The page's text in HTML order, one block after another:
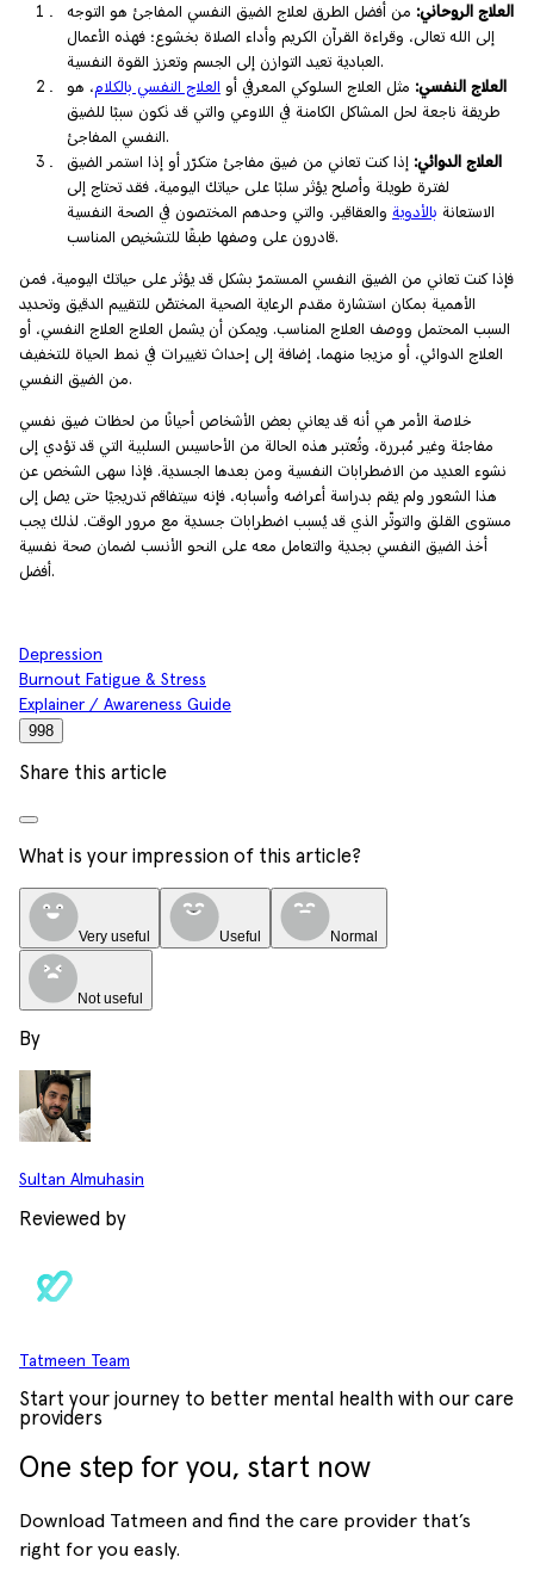
العلاج الروحاني: من أفضل الطرق لعلاج الضيق النفسي المفاجئ هو التوجه
إلى الله تعالى، وقراءة القرآن الكريم وأداء الصلاة بخشوع؛ فهذه الأعمال
العبادية تعيد التوازن إلى الجسم وتعزز القوة النفسية.
العلاج النفسي: مثل العلاج السلوكي المعرفي أو العلاج النفسي بالكلام، هو
طريقة ناجعة لحل المشاكل الكامنة في اللاوعي والتي قد تكون سببًا للضيق
النفسي المفاجئ.
العلاج الدوائي: إذا كنت تعاني من ضيق مفاجئ متكرّر أو إذا استمر الضيق
لفترة طويلة وأصلح يؤثر سلبًا على حياتك اليومية، فقد تحتاج إلى
الاستعانة بالأدوية والعقاقير، والتي وحدهم المختصون في الصحة النفسية
قادرون على وصفها طبقًا للتشخيص المناسب.
فإذا كنت تعاني من الضيق النفسي المستمرّ بشكل قد يؤثر على حياتك اليومية، فمن
الأهمية بمكان استشارة مقدم الرعاية الصحية المختصّ للتقييم الدقيق وتحديد
السبب المحتمل ووصف العلاج المناسب. ويمكن أن يشمل العلاج العلاج النفسي، أو
العلاج الدوائي، أو مزيجا منهما، إضافة إلى إحداث تغييرات في نمط الحياة للتخفيف
من الضيق النفسي.
خلاصة الأمر هي أنه قد يعاني بعض الأشخاص أحيانًا من لحظات ضيق نفسي
مفاجئة وغير مُبررة، وتُعتبر هذه الحالة من الأحاسيس السلبية التي قد تؤدي إلى
نشوء العديد من الاضطرابات النفسية ومن بعدها الجسدية. فإذا سهى الشخص عن
هذا الشعور ولم يقم بدراسة أعراضه وأسبابه، فإنه سيتفاقم تدريجيًا حتى يصل إلى
مستوى القلق والتوتّر الذي قد يُسبب اضطرابات جسدية مع مرور الوقت. لذلك يجب
أخذ الضيق النفسي بجدية والتعامل معه على النحو الأنسب لضمان صحة نفسية
أفضل.
Depression
Burnout Fatigue & Stress
Explainer / Awareness Guide
998
Share this article
What is your impression of this article?
Very useful Useful Normal
Not useful
By
Sultan Almuhasin
Reviewed by
Tatmeen Team
Start your journey to better mental health with our care
providers
One step for you, start now
Download Tatmeen and find the care provider that’s
right for you easly.